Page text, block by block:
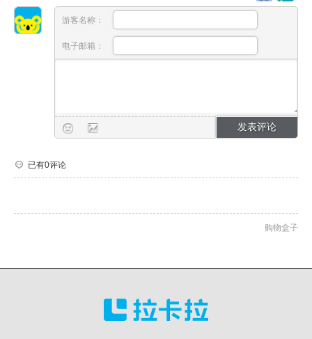
游客名称：
电子邮箱：
已有0评论
购物盒子